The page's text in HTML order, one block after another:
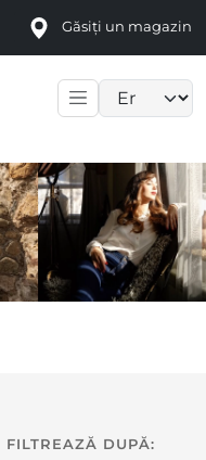
Găsiți un magazin
FILTREAZĂ DUPĂ: